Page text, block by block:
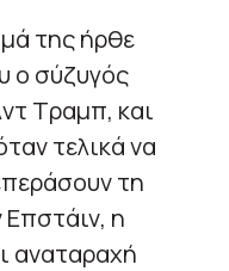
της ήρθε
ο σύζυγός
Τραμπ, και
τελικά να
τη
η
αναταραχή